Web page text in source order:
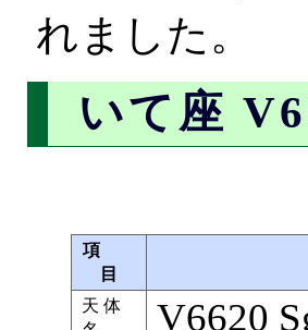
れました。
いて座
項
目
天 体
V6620